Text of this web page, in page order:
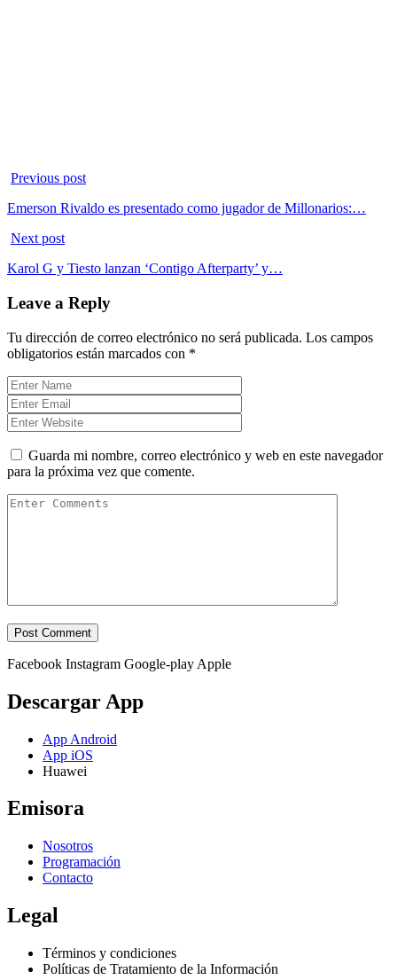
Previous post
Emerson Rivaldo es presentado como jugador de Millonarios:…
Next post
Karol G y Tiesto lanzan ‘Contigo Afterparty’ y…
Leave a Reply
Tu dirección de correo electrónico no será publicada. Los campos
obligatorios están marcados con *
Guarda mi nombre, correo electrónico y web en este navegador
para la próxima vez que comente.
Facebook Instagram Google-play Apple
Descargar App
App Android
App iOS
Huawei
Emisora
Nosotros
Programación
Contacto
Legal
Términos y condiciones
Políticas de Tratamiento de la Información